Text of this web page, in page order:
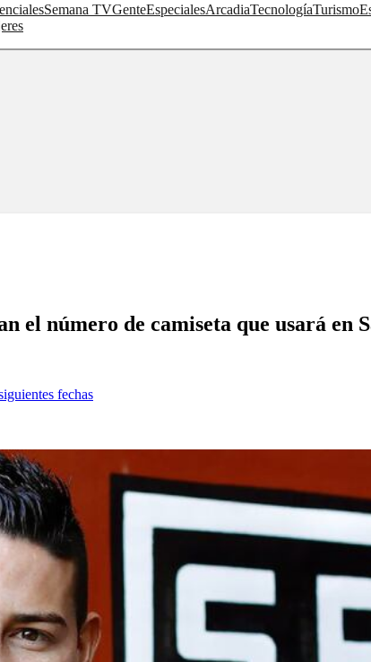
Semana TVGenteEspecialesArcadiaTecnologíaTurismo
el número de camiseta que usará en
fechas